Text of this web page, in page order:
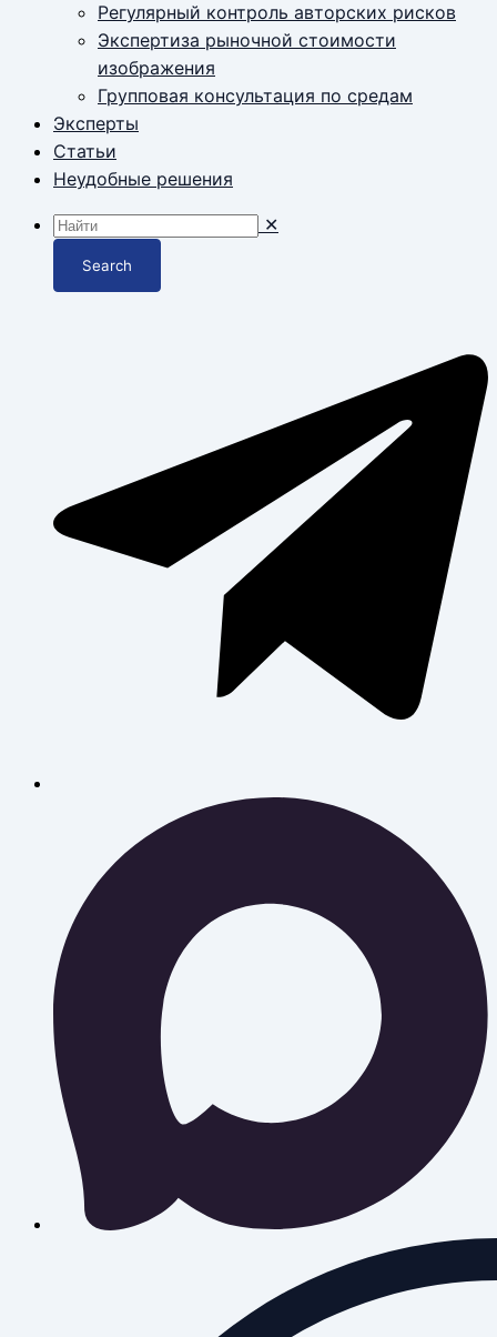
Регулярный контроль авторских рисков
Экспертиза рыночной стоимости
изображения
Групповая консультация по средам
Эксперты
Статьи
Неудобные решения
✕